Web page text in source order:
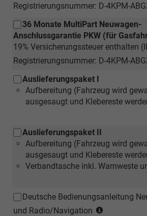
Registrierungsnummer: D-4KPM-
36 Monate MultiPart Neuwagen-
Anschlussgarantie PKW (für
19% Versicherungssteuer enthalten
Registrierungsnummer: D-4KPM-
Auslieferungspaket I
Aufbereitung (Fahrzeug wird
ausgesaugt und Klebereste
Auslieferungspaket II
Aufbereitung (Fahrzeug wird
ausgesaugt und Klebereste
Verbandtasche inkl. Warnweste
Deutsche Bedienungsanleitung
und Radio/Navigation